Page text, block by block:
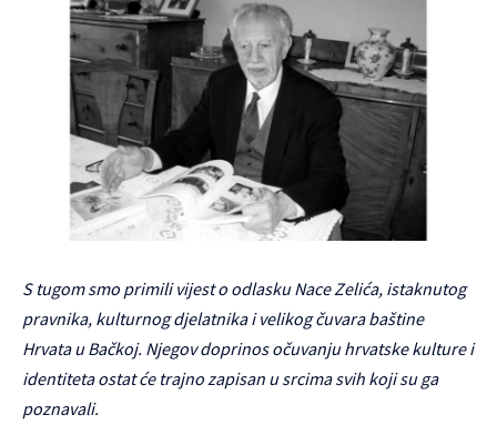
S tugom smo primili vijest o odlasku Nace Zelića, istaknutog
pravnika, kulturnog djelatnika i velikog čuvara baštine
Hrvata u Bačkoj. Njegov doprinos očuvanju hrvatske kulture i
identiteta ostat će trajno zapisan u srcima svih koji su ga
poznavali.